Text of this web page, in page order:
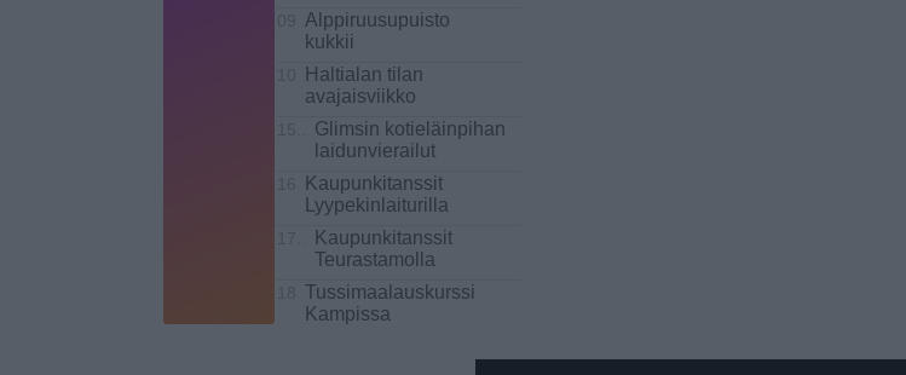
Alppiruusupuisto
kukkii
Haltialan tilan
avajaisviikko
Glimsin kotieläinpihan
laidunvierailut
Kaupunkitanssit
Lyypekinlaiturilla
Kaupunkitanssit
Teurastamolla
Tussimaalauskurssi
Kampissa